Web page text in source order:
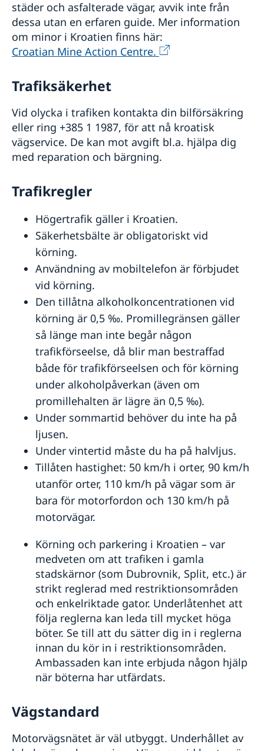
städer och asfalterade vägar, avvik inte från
dessa utan en erfaren guide. Mer information
om minor i Kroatien finns här:
Croatian Mine Action Centre.
Trafiksäkerhet
Vid olycka i trafiken kontakta din bilförsäkring
eller ring +385 1 1987, för att nå kroatisk
vägservice. De kan mot avgift bl.a. hjälpa dig
med reparation och bärgning.
Trafikregler
Högertrafik gäller i Kroatien.
Säkerhetsbälte är obligatoriskt vid
körning.
Användning av mobiltelefon är förbjudet
vid körning.
Den tillåtna alkoholkoncentrationen vid
körning är 0,5 ‰. Promillegränsen gäller
så länge man inte begår någon
trafikförseelse, då blir man bestraffad
både för trafikförseelsen och för körning
under alkoholpåverkan (även om
promillehalten är lägre än 0,5 ‰).
Under sommartid behöver du inte ha på
ljusen.
Under vintertid måste du ha på halvljus.
Tillåten hastighet: 50 km/h i orter, 90 km/h
utanför orter, 110 km/h på vägar som är
bara för motorfordon och 130 km/h på
motorvägar.
Körning och parkering i Kroatien – var
medveten om att trafiken i gamla
stadskärnor (som Dubrovnik, Split, etc.) är
strikt reglerad med restriktionsområden
och enkelriktade gator. Underlåtenhet att
följa reglerna kan leda till mycket höga
böter. Se till att du sätter dig in i reglerna
innan du kör in i restriktionsområden.
Ambassaden kan inte erbjuda någon hjälp
när böterna har utfärdats.
Vägstandard
Motorvägsnätet är väl utbyggt. Underhållet av